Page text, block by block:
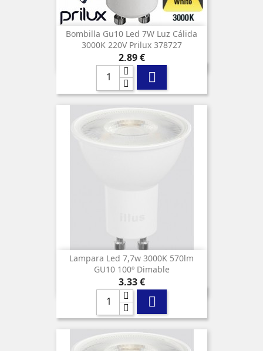
Bombilla Gu10 Led 7W Luz Cálida
3000K 220V Prilux 378727
Precio
2,89 €

Lampara Led 7,7w 3000K 570lm
GU10 100º Dimable
Precio
3,33 €
